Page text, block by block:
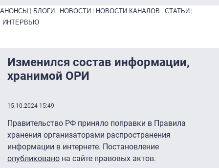
Primary links bottom
АНОНСЫ БЛОГИ НОВОСТИ НОВОСТИ КАНАЛОВ
СТАТЬИ
ИНТЕРВЬЮ
Изменился состав информации,
хранимой ОРИ
15.10.2024 15:49
Правительство РФ приняло поправки в Правила
хранения организаторами распространения
информации в интернете. Постановление
опубликовано на сайте правовых актов.